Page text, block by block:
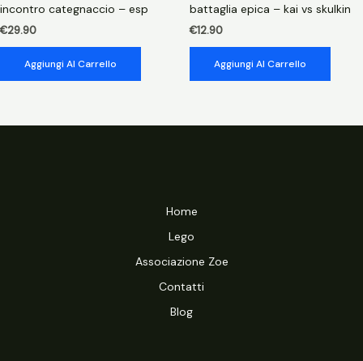
incontro categnaccio – esp
€29.90
Aggiungi Al Carrello
battaglia epica – kai vs skulkin
€12.90
Aggiungi Al Carrello
Home
Lego
Associazione Zoe
Contatti
Blog